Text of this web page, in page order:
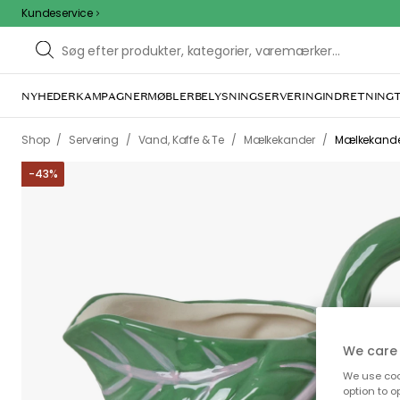
Kundeservice
NYHEDERKAMPAGNERMØBLERBELYSNINGSERVERINGINDRETNING
Vi
Dette kan være
ovenfor
We
We use
option to